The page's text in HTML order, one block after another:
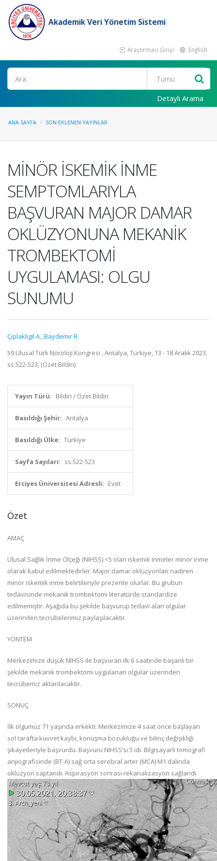
Akademik Veri Yönetim Sistemi
Araştırmacı Girişi English
Ara
Detaylı Arama
ANA SAYFA SON EKLENEN YAYINLAR
MİNÖR İSKEMİK İNME
SEMPTOMLARIYLA
BAŞVURAN MAJOR DAMAR
OKLÜZYONUNA MEKANİK
TROMBEKTOMİ
UYGULAMASI: OLGU
SUNUMU
Çıplaklıgil A.,Baydemir R.
59.Ulusal Türk Nöroloji Kongresi , Antalya, Türkiye, 13 - 18 Aralık 2023,
ss.522-523, (Özet Bildiri)
Yayın Türü: Bildiri / Özet Bildiri
Basıldığı Şehir: Antalya
Basıldığı Ülke: Türkiye
Sayfa Sayıları: ss.522-523
Erciyes Üniversitesi Adresli: Evet
Özet
AMAÇ
Ulusal Sağlık İnme Ölçeği (NIHSS) <5 olan iskemik inmeler minör inme
olarak kabul edilmektedirler. Major damar oklüzyonları nadiren
minör iskemik inme belirtileriyle prezente olurlar. Bu grubun
tedavisinde mekanik trombektomi literatürde standardize
edilmemiştir. Aşağıda bu şekilde başvurup tedavi alan olgular
üzerinden tecrübelerimiz paylaşılacaktır.
YÖNTEM
Merkezimize düşük NIHSS ile başvuran ilk 6 saatinde başarılı bir
şekilde mekanik trombektomi uygulanan olgular üzerinden
tecrübemiz aktarılacaktır.
SONUÇ
İlk olgumuz 71 yaşında erkekti. Merkezimize 4 saat önce başlayan
sol tarafta kuvvet kaybı, konuşma bozukluğu ve bilinç değişikliği
şikayetleriyle başvurdu. Başvuru NIHSS’si 5 idi. Bilgisayarlı tomografi
anjiografisinde (BT-A) sağ orta serebral arter (MCA) M1 dalında
oklüzyon saptandı. Aspirasyon sonrası rekanalizasyon sağlandı.